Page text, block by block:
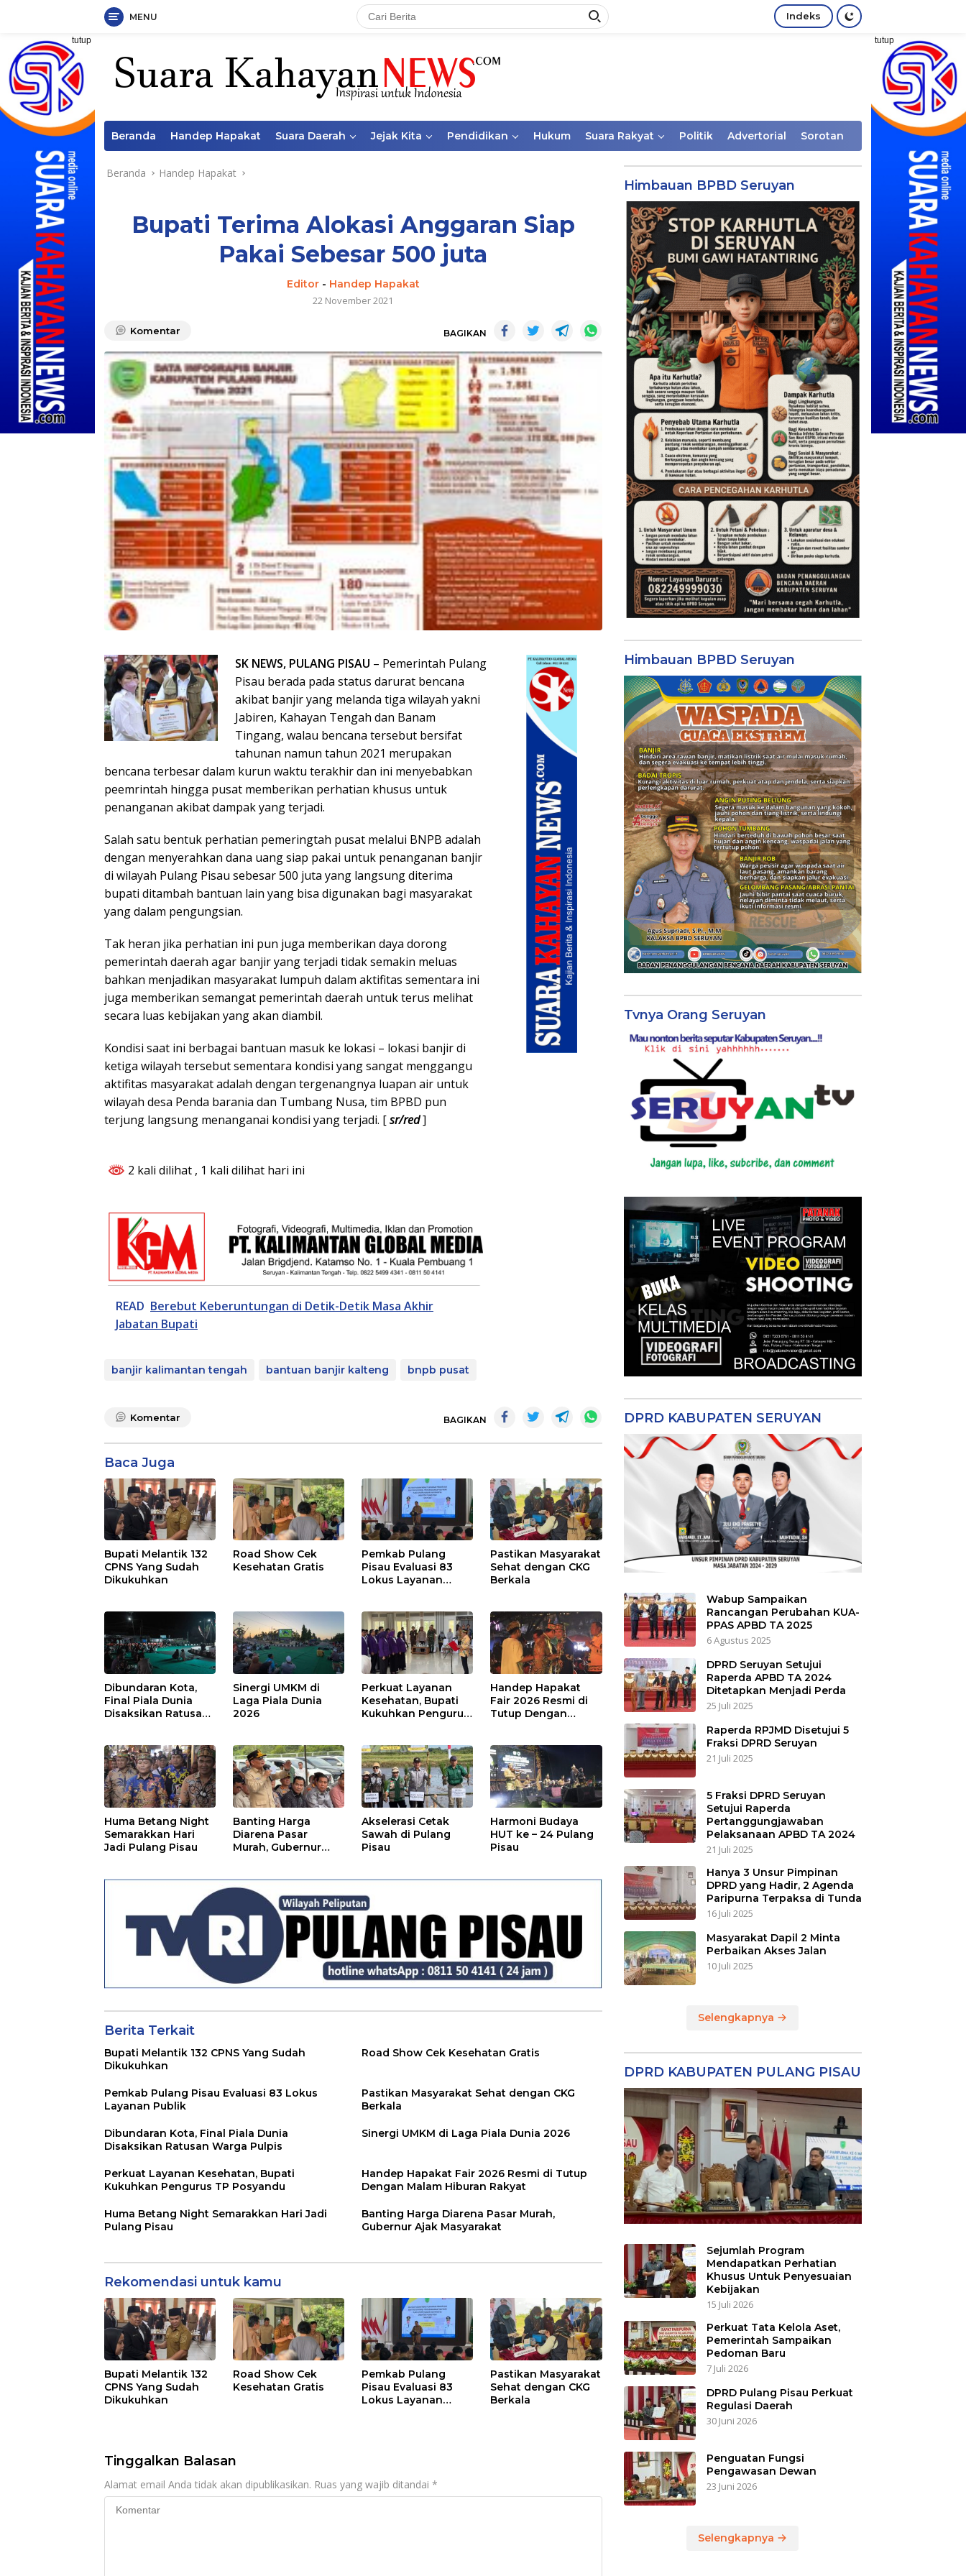
Langsung
konten
MENU Indeks
tutup tutup
Beranda Handep Hapakat Suara Daerah Jejak Kita Pendidikan Hukum Suara Rakyat Politik Advertorial Sorotan
Beranda Handep Hapakat
Bupati Terima Alokasi Anggaran Siap
Pakai Sebesar 500 juta
Editor- Handep Hapakat
22 November 2021
Komentar BAGIKAN
SK NEWS, PULANG PISAU – Pemerintah Pulang
Pisau berada pada status darurat bencana
akibat banjir yang melanda tiga wilayah yakni
Jabiren, Kahayan Tengah dan Banam
Tingang, walau bencana tersebut bersifat
tahunan namun tahun 2021 merupakan
bencana terbesar dalam kurun waktu terakhir dan ini menyebabkan
peemrintah hingga pusat memberikan perhatian khusus untuk
penanganan akibat dampak yang terjadi.
Salah satu bentuk perhatian pemeringtah pusat melalui BNPB adalah
dengan menyerahkan dana uang siap pakai untuk penanganan banjir
di wilayah Pulang Pisau sebesar 500 juta yang langsung diterima
bupati ditambah bantuan lain yang bisa digunakan bagi masyarakat
yang dalam pengungsian.
Tak heran jika perhatian ini pun juga memberikan daya dorong
pemerintah daerah agar banjir yang terjadi tidak semakin meluas
bahkan menjadikan masyarakat lumpuh dalam aktifitas sementara ini
juga memberikan semangat pemerintah daerah untuk terus melihat
secara luas kebijakan yang akan diambil.
Kondisi saat ini berbagai bantuan masuk ke lokasi – lokasi banjir di
ketiga wilayah tersebut sementara kondisi yang sangat menggangu
aktifitas masyarakat adalah dengan tergenangnya luapan air untuk
wilayah desa Penda barania dan Tumbang Nusa, tim BPBD pun
terjung langsung menanganai kondisi yang terjadi. [sr/red]
2 kali dilihat , 1 kali dilihat hari ini
READ Berebut Keberuntungan di Detik-Detik Masa Akhir
Jabatan Bupati
banjir kalimantan tengah bantuan banjir kalteng bnpb pusat
Komentar BAGIKAN
Baca Juga
Bupati Melantik 132
CPNS Yang Sudah
Dikukuhkan
Road Show Cek
Kesehatan Gratis
Pemkab Pulang
Pisau Evaluasi 83
Lokus Layanan
Pastikan Masyarakat
Sehat dengan CKG
Berkala
Dibundaran Kota,
Final Piala Dunia
Disaksikan Ratusan
Sinergi UMKM di
Laga Piala Dunia
2026
Perkuat Layanan
Kesehatan, Bupati
Kukuhkan Pengurus
Handep Hapakat
Fair 2026 Resmi di
Tutup Dengan
Huma Betang Night
Semarakkan Hari
Jadi Pulang Pisau
Banting Harga
Diarena Pasar
Murah, Gubernur
Akselerasi Cetak
Sawah di Pulang
Pisau
Harmoni Budaya
HUT ke – 24 Pulang
Pisau
Berita Terkait
Bupati Melantik 132 CPNS Yang Sudah
Dikukuhkan
Road Show Cek Kesehatan Gratis
Pemkab Pulang Pisau Evaluasi 83 Lokus
Layanan Publik
Pastikan Masyarakat Sehat dengan CKG
Berkala
Dibundaran Kota, Final Piala Dunia
Disaksikan Ratusan Warga Pulpis
Sinergi UMKM di Laga Piala Dunia 2026
Perkuat Layanan Kesehatan, Bupati
Kukuhkan Pengurus TP Posyandu
Handep Hapakat Fair 2026 Resmi di Tutup
Dengan Malam Hiburan Rakyat
Huma Betang Night Semarakkan Hari Jadi
Pulang Pisau
Banting Harga Diarena Pasar Murah,
Gubernur Ajak Masyarakat
Rekomendasi untuk kamu
Bupati Melantik 132
CPNS Yang Sudah
Dikukuhkan
Road Show Cek
Kesehatan Gratis
Pemkab Pulang
Pisau Evaluasi 83
Lokus Layanan
Pastikan Masyarakat
Sehat dengan CKG
Berkala
Tinggalkan Balasan
Alamat email Anda tidak akan dipublikasikan. Ruas yang wajib ditandai *
Himbauan BPBD Seruyan
Himbauan BPBD Seruyan
Tvnya Orang Seruyan
DPRD KABUPATEN SERUYAN
Wabup Sampaikan
Rancangan Perubahan KUA-
PPAS APBD TA 2025
6 Agustus 2025
DPRD Seruyan Setujui
Raperda APBD TA 2024
Ditetapkan Menjadi Perda
25 Juli 2025
Raperda RPJMD Disetujui 5
Fraksi DPRD Seruyan
21 Juli 2025
5 Fraksi DPRD Seruyan
Setujui Raperda
Pertanggungjawaban
Pelaksanaan APBD TA 2024
21 Juli 2025
Hanya 3 Unsur Pimpinan
DPRD yang Hadir, 2 Agenda
Paripurna Terpaksa di Tunda
16 Juli 2025
Masyarakat Dapil 2 Minta
Perbaikan Akses Jalan
10 Juli 2025
Selengkapnya
DPRD KABUPATEN PULANG PISAU
Sejumlah Program
Mendapatkan Perhatian
Khusus Untuk Penyesuaian
Kebijakan
15 Juli 2026
Perkuat Tata Kelola Aset,
Pemerintah Sampaikan
Pedoman Baru
7 Juli 2026
DPRD Pulang Pisau Perkuat
Regulasi Daerah
30 Juni 2026
Penguatan Fungsi
Pengawasan Dewan
23 Juni 2026
Selengkapnya